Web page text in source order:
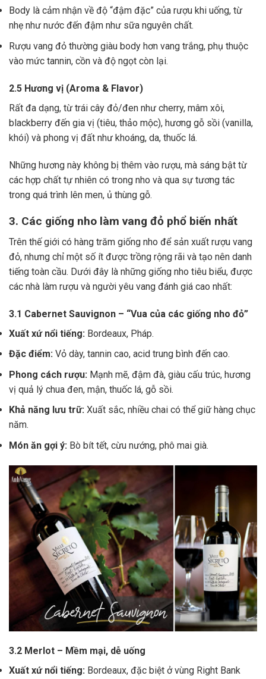
Body là cảm nhận về độ “đậm đặc” của rượu khi uống, từ
nhẹ như nước đến đậm như sữa nguyên chất.
Rượu vang đỏ thường giàu body hơn vang trắng, phụ thuộc
vào mức tannin, cồn và độ ngọt còn lại.
2.5 Hương vị (Aroma & Flavor)
Rất đa dạng, từ trái cây đỏ/đen như cherry, mâm xôi,
blackberry đến gia vị (tiêu, thảo mộc), hương gỗ sồi (vanilla,
khói) và phong vị đất như khoáng, da, thuốc lá.
Những hương này không bị thêm vào rượu, mà sáng bật từ
các hợp chất tự nhiên có trong nho và qua sự tương tác
trong quá trình lên men, ủ thùng gỗ.
3. Các giống nho làm vang đỏ phổ biến nhất
Trên thế giới có hàng trăm giống nho để sản xuất rượu vang
đỏ, nhưng chỉ một số ít được trồng rộng rãi và tạo nên danh
tiếng toàn cầu. Dưới đây là những giống nho tiêu biểu, được
các nhà làm rượu và người yêu vang đánh giá cao nhất:
3.1 Cabernet Sauvignon – “Vua của các giống nho đỏ”
Xuất xứ nổi tiếng: Bordeaux, Pháp.
Đặc điểm: Vỏ dày, tannin cao, acid trung bình đến cao.
Phong cách rượu: Mạnh mẽ, đậm đà, giàu cấu trúc, hương
vị quả lý chua đen, mận, thuốc lá, gỗ sồi.
Khả năng lưu trữ: Xuất sắc, nhiều chai có thể giữ hàng chục
năm.
Món ăn gợi ý: Bò bít tết, cừu nướng, phô mai già.
3.2 Merlot – Mềm mại, dễ uống
Xuất xứ nổi tiếng: Bordeaux, đặc biệt ở vùng Right Bank